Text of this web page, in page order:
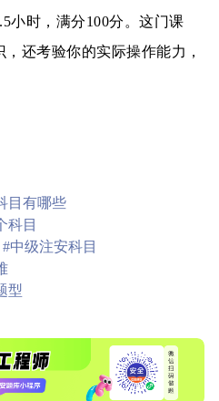
小时，满分100分。这门课
还考验你的实际操作能力，
目有哪些
科目
#中级注安科目
型